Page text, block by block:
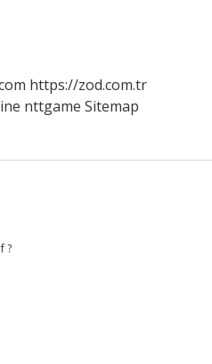
https://zod.com.tr
nttgame Sitemap
?